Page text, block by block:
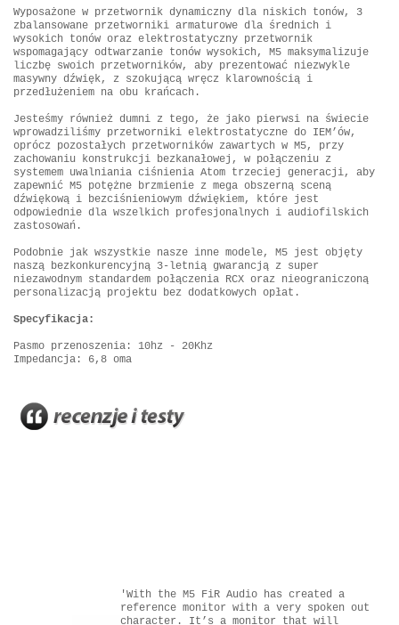
Wyposażone w przetwornik dynamiczny dla niskich tonów, 3
zbalansowane przetworniki armaturowe dla średnich i
wysokich tonów oraz elektrostatyczny przetwornik
wspomagający odtwarzanie tonów wysokich, M5 maksymalizuje
liczbę swoich przetworników, aby prezentować niezwykle
masywny dźwięk, z szokującą wręcz klarownością i
przedłużeniem na obu krańcach.
Jesteśmy również dumni z tego, że jako pierwsi na świecie
wprowadziliśmy przetworniki elektrostatyczne do IEM’ów,
oprócz pozostałych przetworników zawartych w M5, przy
zachowaniu konstrukcji bezkanałowej, w połączeniu z
systemem uwalniania ciśnienia Atom trzeciej generacji, aby
zapewnić M5 potężne brzmienie z mega obszerną sceną
dźwiękową i bezciśnieniowym dźwiękiem, które jest
odpowiednie dla wszelkich profesjonalnych i audiofilskich
zastosowań.
Podobnie jak wszystkie nasze inne modele, M5 jest objęty
naszą bezkonkurencyjną 3-letnią gwarancją z super
niezawodnym standardem połączenia RCX oraz nieograniczoną
personalizacją projektu bez dodatkowych opłat.
Specyfikacja:
Pasmo przenoszenia: 10hz - 20Khz
Impedancja: 6,8 oma
'With the M5 FiR Audio has created a
reference monitor with a very spoken out
character. It’s a monitor that will